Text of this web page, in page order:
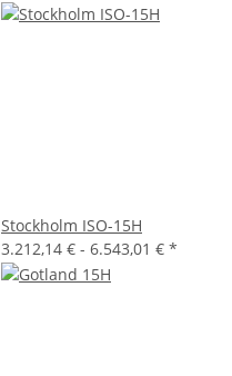
Stockholm ISO-15H
3.212,14 € - 6.543,01 € *